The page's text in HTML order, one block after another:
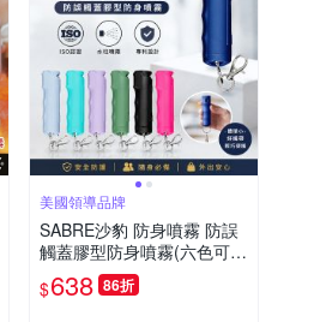
美國領導品牌
SABRE沙豹 防身噴霧 防誤
觸蓋膠型防身噴霧(六色可
選)
$638 86折